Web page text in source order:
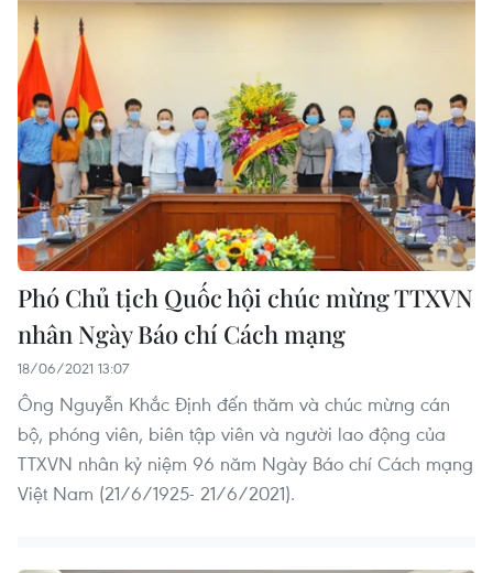
Phó Chủ tịch Quốc hội chúc mừng TTXVN
nhân Ngày Báo chí Cách mạng
18/06/2021 13:07
Ông Nguyễn Khắc Định đến thăm và chúc mừng cán
bộ, phóng viên, biên tập viên và người lao động của
TTXVN nhân kỷ niệm 96 năm Ngày Báo chí Cách mạng
Việt Nam (21/6/1925- 21/6/2021).